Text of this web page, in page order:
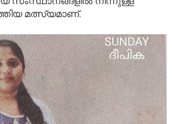
മത്സ്യമാണ്.